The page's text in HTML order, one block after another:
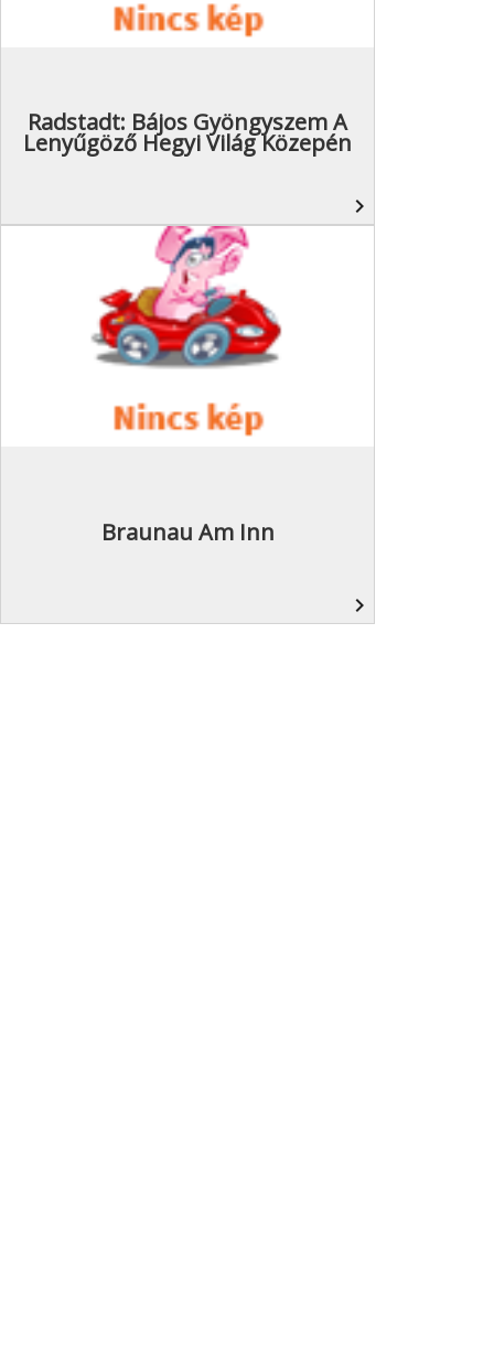
Radstadt: Bájos Gyöngyszem A
Lenyűgöző Hegyi Világ Közepén
navigate_next
Braunau Am Inn
navigate_next